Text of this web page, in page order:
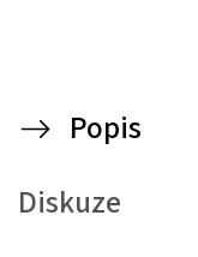
Popis
Diskuze